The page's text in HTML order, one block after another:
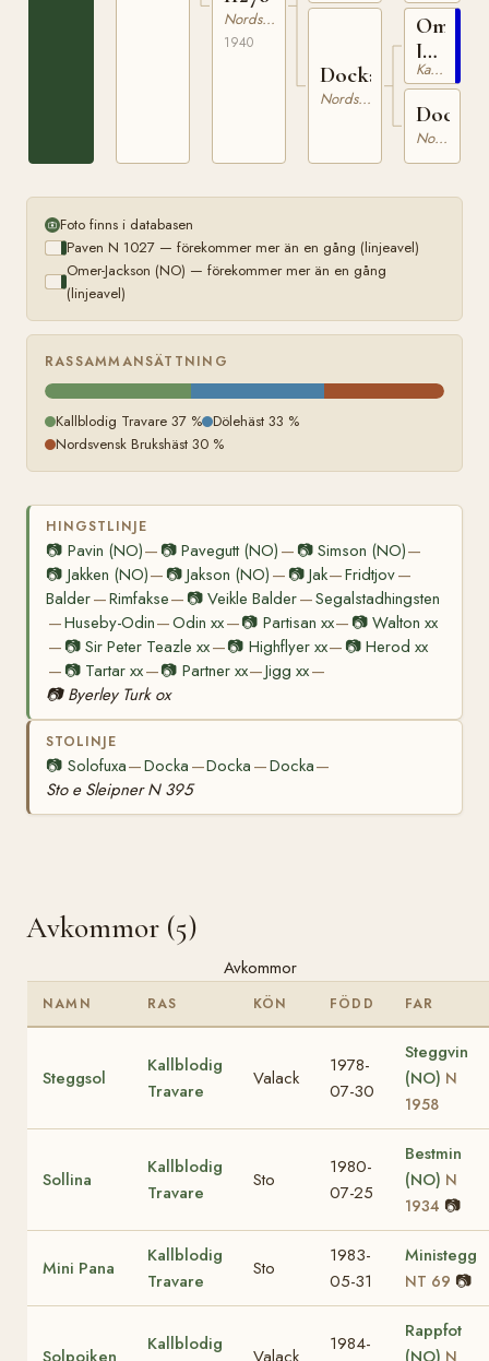
Nordsvensk Brukshäst
1940
Docka
Nordsvensk Brukshäst
Omer-
Jackson
(NO)
Kallblodig Travare
Docka
Nordsvensk Brukshäst
Foto finns i databasen
Paven N 1027 — förekommer mer än en gång (linjeavel)
Omer-Jackson (NO) — förekommer mer än en gång
(linjeavel)
RASSAMMANSÄTTNING
Kallblodig Travare 37 % Dölehäst 33 %
Nordsvensk Brukshäst 30 %
HINGSTLINJE
📷 Pavin (NO)— 📷Pavegutt (NO) — 📷 Simson (NO)—
📷 Jakken (NO)— 📷Jakson (NO) — 📷Jak—Fridtjov—
Balder—Rimfakse— 📷Veikle Balder—Segalstadhingsten
—Huseby-Odin—Odin xx—📷 Partisan xx— 📷Walton xx
— 📷Sir Peter Teazle xx—📷 Highflyer xx— 📷Herod xx
— 📷 Tartar xx—📷 Partner xx—Jigg xx—
📷 Byerley Turk ox
STOLINJE
📷 Solofuxa—Docka —Docka —Docka—
Sto e Sleipner N 395
Avkommor (5)
Avkommor
NAMN RAS KÖN FÖDD FAR
Steggsol
Kallblodig
Travare
Valack
1978-
07-30
Steggvin
(NO) N
1958
Sollina
Kallblodig
Travare
Sto
1980-
07-25
Bestmin
(NO) N
1934 📷
Mini Pana
Kallblodig
Travare
Sto
1983-
05-31
Ministegg
NT 69 📷
Solpojken
Kallblodig
Valack
1984-
Rappfot
(NO) N